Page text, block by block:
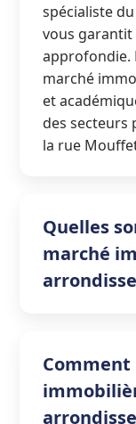
spécialiste
vous garantit
approfondie.
marché
et
des secteurs
la rue
Quelles
marché
Comment